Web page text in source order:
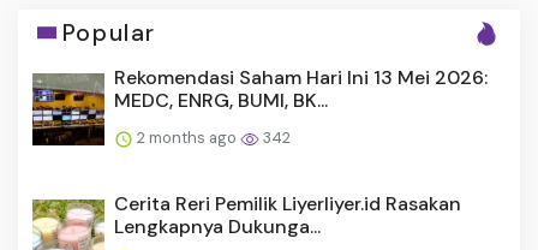
Popular
Rekomendasi Saham Hari Ini 13 Mei 2026:
MEDC, ENRG, BUMI, BK...
2 months ago 342
Cerita Reri Pemilik Liyerliyer.id Rasakan
Lengkapnya Dukunga...